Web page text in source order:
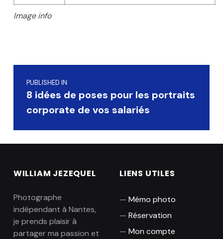
Image info
Navigation de l’article
PUBLISHED IN
8 idées de poses pour les portraits
corporate de vos salariés
WILLIAM JEZEQUEL
Photographe
indépendant à Nantes,
je prends plaisir à
partager ma passion et
LIENS UTILES
Mémo photo
Réservation
Mon compte